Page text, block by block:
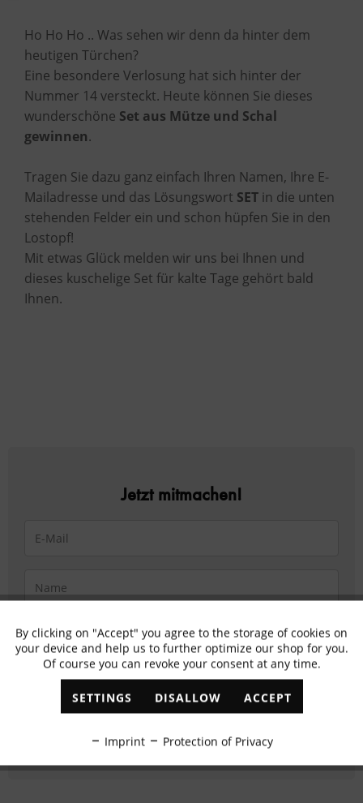
Ho Ho Ho .. Was sehen wir denn da hinter dem
heutigen Türchen?
Eine besondere Verlosung hat sich hinter der
Nummer 14 versteckt. Heute können Sie dieses
wunderschöne Set aus Mütze und Schal
gewinnen.
Tragen Sie dazu ganz einfach Ihren Namen, Ihre E-
Mailadresse und das Lösungswort SET in die unten
stehenden Felder ein und schon hüpfen Sie in den
Lostopf!
Mit etwas Glück melden wir uns bei Ihnen und
dieses kuschelige Set für kalte Tage gehört bald
Ihnen.
Jetzt mitmachen!
Newsletter abonnieren
Functional Active
Marketing Inactive
By clicking on "Accept" you agree to the storage of cookies on
your device and help us to further optimize our shop for you.
Of course you can revoke your consent at any time.
SETTINGS DISALLOW ACCEPT
Imprint Protection of Privacy